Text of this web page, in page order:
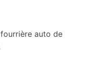
auto de